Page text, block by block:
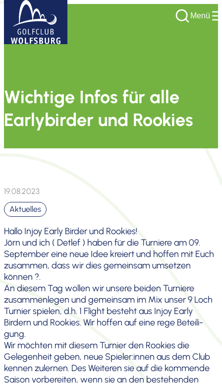
Menü
Wichtige Infos für alle
Earlybirder und Rookies
19.08.2023
Aktuelles
Hallo Injoy Early Birder und Rookies!
Jörn und ich ( Detlef ) haben für die Turniere am 09.
September eine neue Idee kreiert und hoffen mit Euch
zusammen, dass wir dies gemeinsam umsetzen
können ?.
An diesem Tag wollen wir unsere beiden Turniere
zusam­men­legen und gemeinsam im Mix unser 9 Loch
Turnier spielen, d.h. 1 Flight besteht aus Injoy Early
Birdern und Rookies. Wir hoffen auf eine rege Betei­li­
gung.
Wir möchten mit diesem Turnier den Rookies die
Gelegen­heit geben, neue Spieler:innen aus dem Club
kennen zulernen. Des Weiteren sie auf die kommende
Saison vorbe­reiten, wenn sie an den bestehenden